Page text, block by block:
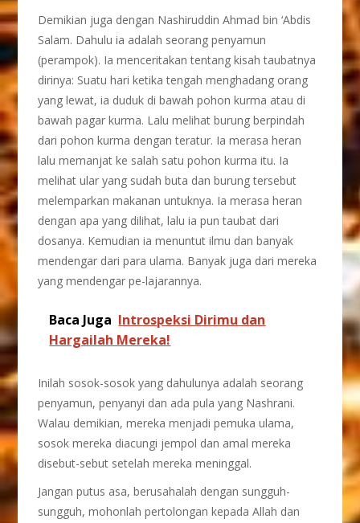
Demikian juga dengan Nashiruddin Ahmad bin ‘Abdis
Salam. Dahulu ia adalah seorang penyamun
(perampok). Ia menceritakan tentang kisah taubatnya
dirinya: Suatu hari ketika tengah menghadang orang
yang lewat, ia duduk di bawah pohon kurma atau di
bawah pagar kurma. Lalu melihat burung berpindah
dari pohon kurma dengan teratur. Ia merasa heran
lalu memanjat ke salah satu pohon kurma itu. Ia
melihat ular yang sudah buta dan burung tersebut
melemparkan makanan untuknya. Ia merasa heran
dengan apa yang dilihat, lalu ia pun taubat dari
dosanya. Kemudian ia menuntut ilmu dan banyak
mendengar dari para ulama. Banyak juga dari mereka
yang mendengar pe-lajarannya.
Baca Juga Introspeksi Dirimu dan
Hargailah Mereka!
Inilah sosok-sosok yang dahulunya adalah seorang
penyamun, penyanyi dan ada pula yang Nashrani.
Walau demikian, mereka menjadi pemuka ulama,
sosok mereka diacungi jempol dan amal mereka
disebut-sebut setelah mereka meninggal.
Jangan putus asa, berusahalah dengan sungguh-
sungguh, mohonlah pertolongan kepada Allah dan